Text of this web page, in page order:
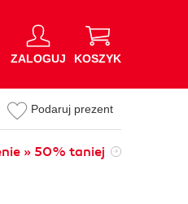
ZALOGUJ KOSZYK
Podaruj prezent
» 50% taniej